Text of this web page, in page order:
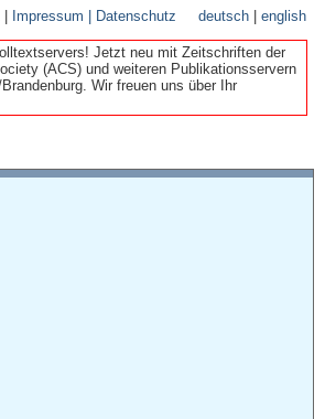
Impressum | Datenschutz deutsch |english
Jetzt neu mit Zeitschriften der
(ACS) und weiteren Publikationsservern
Wir freuen uns über Ihr